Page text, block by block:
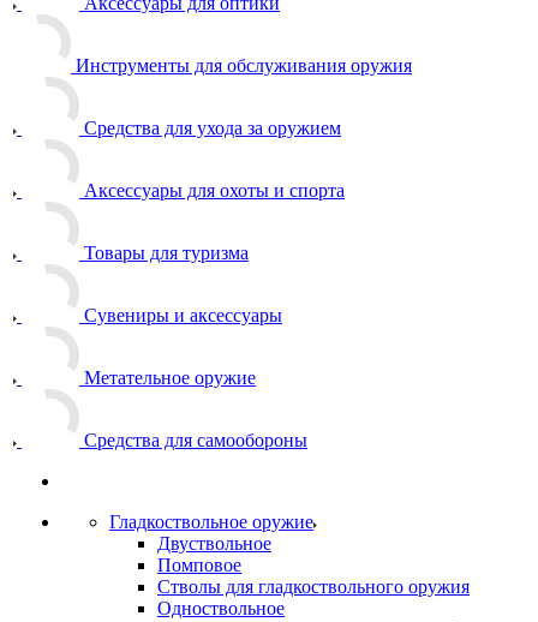
Инструменты для обслуживания оружия
Средства для ухода за оружием
Аксессуары для охоты и спорта
Товары для туризма
Сувениры и аксессуары
Метательное оружие
Средства для самообороны
Гладкоствольное оружие
Двуствольное
Помповое
Стволы для гладкоствольного оружия
Одноствольное